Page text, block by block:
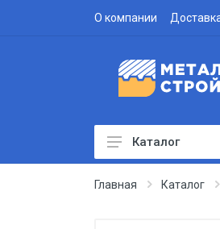
О компании
Профнастил
Каталог
Главная Каталог